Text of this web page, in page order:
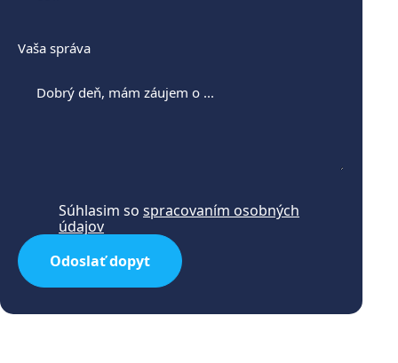
Vaša správa
Súhlasim so spracovaním osobných
údajov
Odoslať dopyt